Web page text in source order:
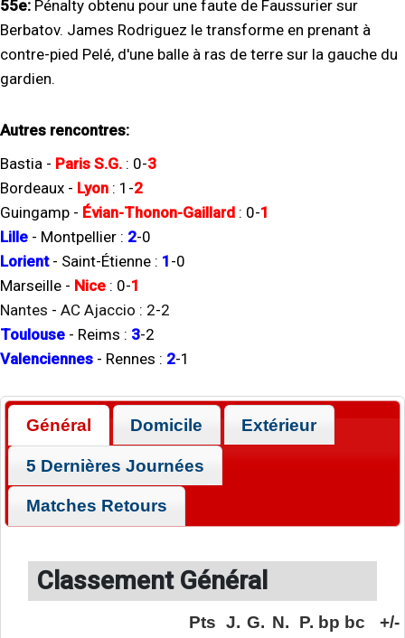
55e: Pénalty obtenu pour une faute de Faussurier sur
Berbatov. James Rodriguez le transforme en prenant à
contre-pied Pelé, d'une balle à ras de terre sur la gauche du
gardien.
Autres rencontres:
Bastia - Paris S.G. : 0-3
Bordeaux - Lyon : 1 -2
Guingamp - Évian-Thonon-Gaillard : 0-1
Lille - Montpellier : 2-0
Lorient- Saint-Étienne : 1 -0
Marseille - Nice : 0-1
Nantes - AC Ajaccio : 2-2
Toulouse - Reims : 3-2
Valenciennes - Rennes : 2-1
Général Domicile Extérieur
5 Dernières Journées
Matches Retours
Classement Général
Pts J. G. N. P. bp bc
+/-